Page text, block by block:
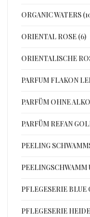
ORGANIC WATERS
ORIENTAL ROSE (6)
ORIENTALISCHE
PARFUM FLAKON
PARFÜM OHNE
PARFÜM REFAN
PEELING
PEELINGSCHWAMM
PFLEGESERIE BLUE
PFLEGESERIE